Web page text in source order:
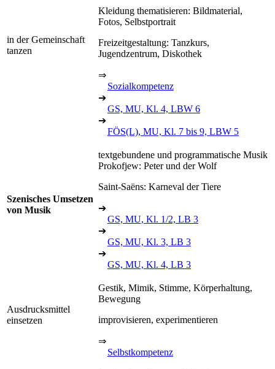
in der Gemeinschaft
tanzen
Kleidung thematisieren: Bildmaterial,
Fotos, Selbstportrait
Freizeitgestaltung: Tanzkurs,
Jugendzentrum, Diskothek
⇒
Sozialkompetenz
➔
GS, MU, Kl. 4, LBW 6
➔
FÖS(L), MU, Kl. 7 bis 9, LBW 5
Szenisches Umsetzen
von Musik
textgebundene und programmatische Musik
Prokofjew: Peter und der Wolf
Saint-Saëns: Karneval der Tiere
➔
GS, MU, Kl. 1/2, LB 3
➔
GS, MU, Kl. 3, LB 3
➔
GS, MU, Kl. 4, LB 3
Ausdrucksmittel
einsetzen
Gestik, Mimik, Stimme, Körperhaltung,
Bewegung
improvisieren, experimentieren
⇒
Selbstkompetenz